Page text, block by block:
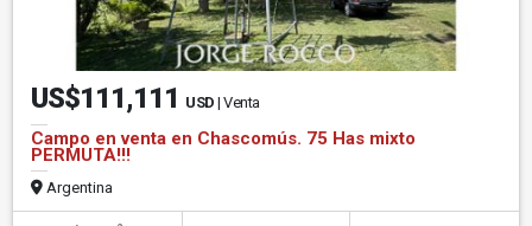
US$111,111 USD | Venta
Campo en venta en Chascomús. 75 Has mixto
PERMUTA!!!
Argentina